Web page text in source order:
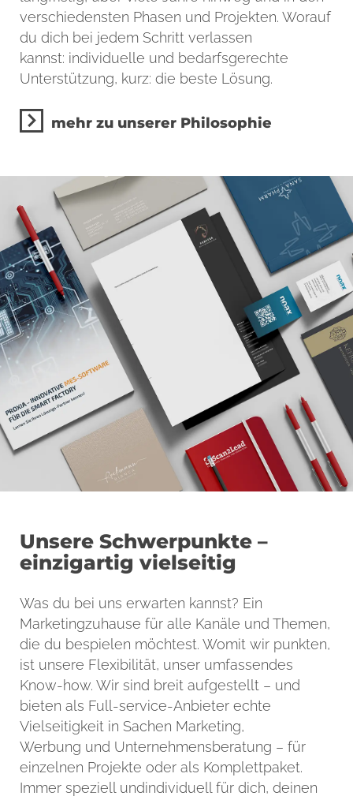
verschiedensten Phasen und Projekten. Worauf
du dich bei jedem Schritt verlassen
kannst: individuelle und bedarfsgerechte
Unterstützung, kurz: die beste Lösung.
mehr zu unserer Philosophie
Unsere Schwerpunkte –
einzigartig vielseitig
Was du bei uns erwarten kannst? Ein
Marketingzuhause für alle Kanäle und Themen,
die du bespielen möchtest. Womit wir punkten,
ist unsere Flexibilität, unser umfassendes
Know-how. Wir sind breit aufgestellt – und
bieten als Full-service-Anbieter echte
Vielseitigkeit in Sachen Marketing,
Werbung und Unternehmensberatung – für
einzelnen Projekte oder als Komplettpaket.
Immer speziell undindividuell für dich, deinen